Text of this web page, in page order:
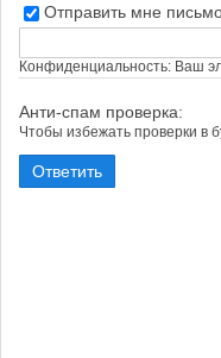
Отправить мне
Конфиденциальность: Ваш
Анти-спам проверка:
Чтобы избежать проверки в